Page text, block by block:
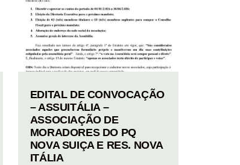
EDITAL DE CONVOCAÇÃO
– ASSUITÁLIA –
ASSOCIAÇÃO DE
MORADORES DO PQ
NOVA SUIÇA E RES. NOVA
ITÁLIA